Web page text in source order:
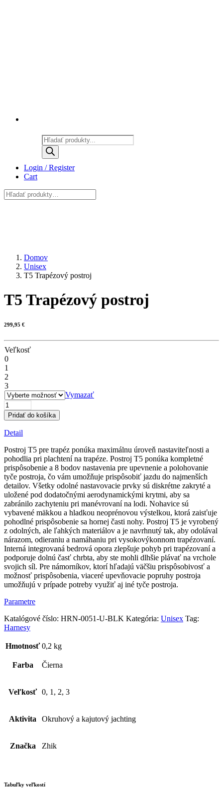
Products
search
Login / Register
Cart
Domov
Unisex
T5 Trapézový postroj
T5 Trapézový postroj
299,95 €
Veľkosť
0
1
2
3
Vymazať
množstvo
T5
Trapézový
postroj
Pridať do košíka
Detail
Postroj T5 pre trapéz ponúka maximálnu úroveň nastaviteľnosti a
pohodlia pri plachtení na trapéze. Postroj T5 ponúka kompletné
prispôsobenie a 8 bodov nastavenia pre upevnenie a polohovanie
tyče postroja, čo vám umožňuje prispôsobiť jazdu do najmenších
detailov. Všetky odolné nastavovacie prvky sú diskrétne zakryté a
uložené pod dodatočnými aerodynamickými krytmi, aby sa
zabránilo zachyteniu pri manévrovaní na lodi. Nohavice sú
vybavené mäkkou a hladkou neoprénovou výstelkou, ktorá zaisťuje
pohodlné prispôsobenie sa hornej časti nohy. Postroj T5 je vyrobený
z odolných, ale ľahkých materiálov a je navrhnutý tak, aby odolával
nárazom, odieraniu a namáhaniu pri vysokovýkonnom trapézovaní.
Interná integrovaná bedrová opora zlepšuje pohyb pri trapézovaní a
podporuje dolnú časť chrbta, aby ste mohli dlhšie plávať na vrchole
svojich síl. Pre námorníkov, ktorí hľadajú väčšiu prispôsobivosť a
možnosť prispôsobenia, viaceré upevňovacie popruhy postroja
umožňujú v prípade potreby využiť aj iné tyče postroja.
Parametre
Katalógové číslo: HRN-0051-U-BLK Kategória: Unisex Tag:
Harnesy
Hmotnosť 0,2 kg
Farba Čierna
Veľkosť 0, 1, 2, 3
Aktivita Okruhový a kajutový jachting
Značka Zhik
Tabuľky veľkostí